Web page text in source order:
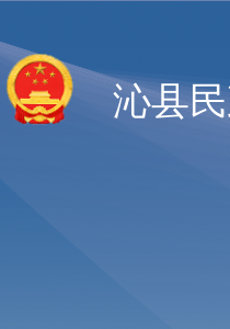
沁县